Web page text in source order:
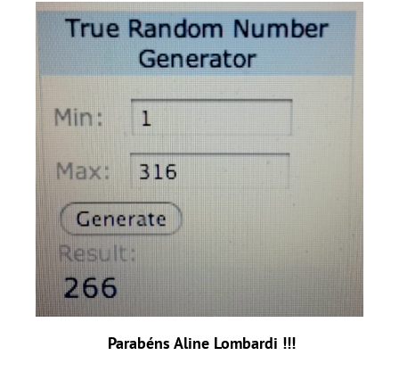
Parabéns Aline Lombardi !!!